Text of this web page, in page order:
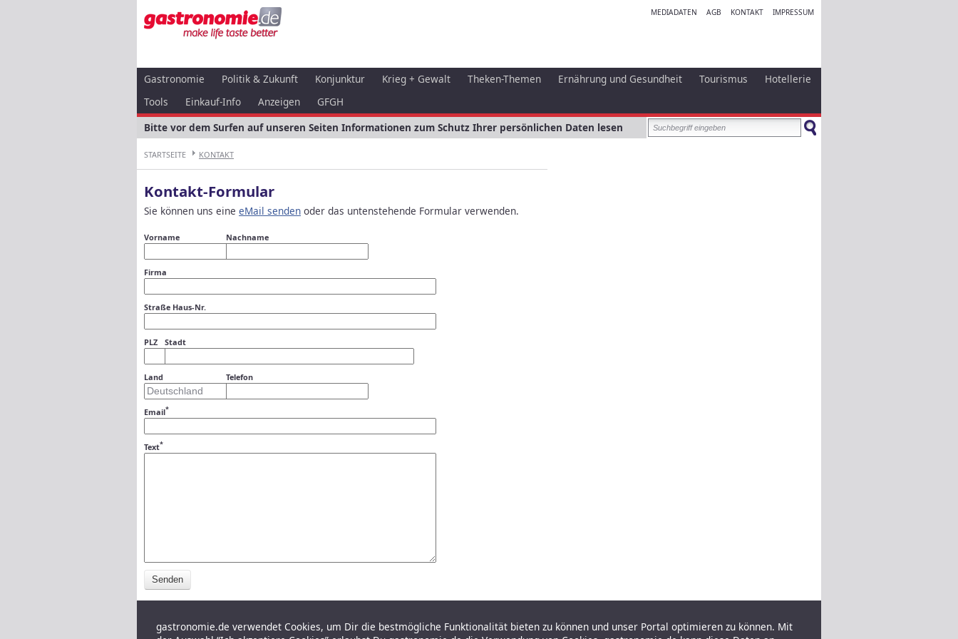
MEDIADATEN AGB KONTAKT IMPRESSUM
Gastronomie Politik & Zukunft Konjunktur Krieg + Gewalt Theken-Themen Ernährung und Gesundheit Tourismus
Hotellerie
Tools
Einkauf-Info Anzeigen
GFGH
Bitte vor dem Surfen auf unseren Seiten Informationen zum Schutz Ihrer persönlichen Daten lesen
STARTSEITE KONTAKT
Kontakt-Formular
Sie können uns eine eMail senden oder das untenstehende Formular verwenden.
Vorname Nachname
Firma
Straße Haus-Nr.
PLZ Stadt
Land Telefon
Email*
Text*
Senden
gastronomie.de verwendet Cookies, um Dir die bestmögliche Funktionalität bieten zu können und unser Portal optimieren zu können. Mit